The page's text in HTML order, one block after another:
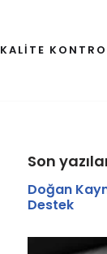
KALITE
Son
Doğan
Destek